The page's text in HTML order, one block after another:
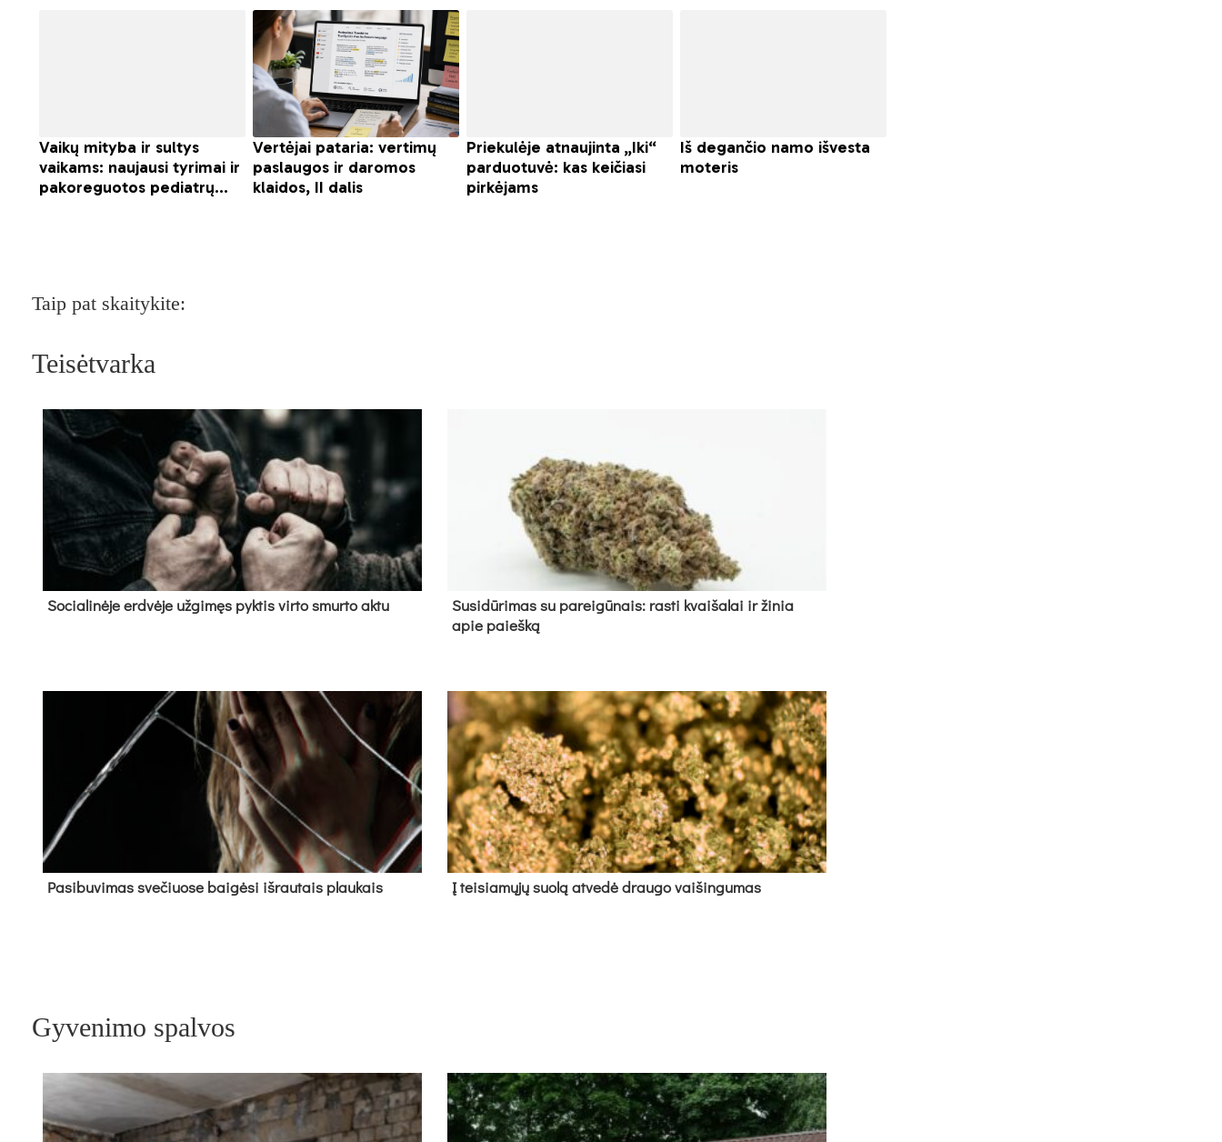
Taip pat skaitykite:
Teisėtvarka
So­cia­li­nė­je erd­vė­je už­gi­męs pyk­tis vir­to smur­to ak­tu
Su­si­dū­ri­mas su pa­rei­gū­nais: ras­ti kvai­ša­lai ir ži­nia
apie paieš­ką
Pa­si­bu­vi­mas sve­čiuo­se bai­gė­si iš­rau­tais plau­kais Į tei­sia­mų­jų suo­lą at­ve­dė drau­go vai­šin­gu­mas
Gyvenimo spalvos